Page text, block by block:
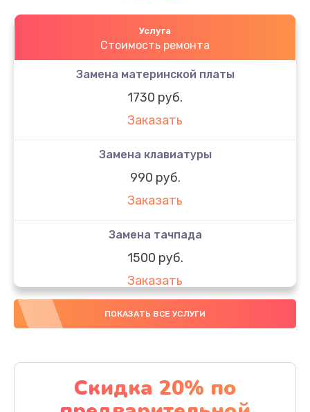
Услуга
Стоимость ремонта
Замена материнской платы
1730 руб.
Заказать
Замена клавиатуры
990 руб.
Заказать
Замена тачпада
1500 руб.
Заказать
Замена южного моста
Заказать
Чистка от пыли
ПОКАЗАТЬ ВСЕ УСЛУГИ
Скидка 20% по